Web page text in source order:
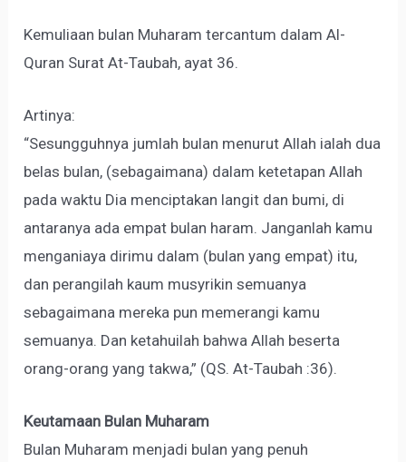
Kemuliaan bulan Muharam tercantum dalam Al-
Quran Surat At-Taubah, ayat 36.
Artinya:
“Sesungguhnya jumlah bulan menurut Allah ialah dua
belas bulan, (sebagaimana) dalam ketetapan Allah
pada waktu Dia menciptakan langit dan bumi, di
antaranya ada empat bulan haram. Janganlah kamu
menganiaya dirimu dalam (bulan yang empat) itu,
dan perangilah kaum musyrikin semuanya
sebagaimana mereka pun memerangi kamu
semuanya. Dan ketahuilah bahwa Allah beserta
orang-orang yang takwa,” (QS. At-Taubah :36).
Keutamaan Bulan Muharam
Bulan Muharam menjadi bulan yang penuh